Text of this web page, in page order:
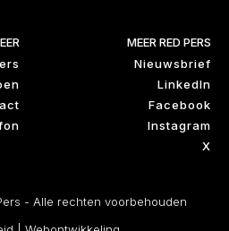
MEER RED PERS
Nieuwsbrief
LinkedIn
Facebook
Instagram
X
- Alle rechten voorbehouden